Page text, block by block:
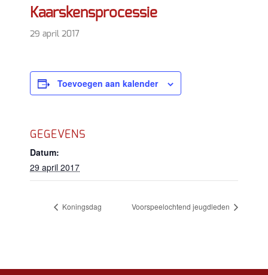
Kaarskensprocessie
29 april 2017
Toevoegen aan kalender
GEGEVENS
Datum:
29 april 2017
Koningsdag Voorspeelochtend jeugdleden